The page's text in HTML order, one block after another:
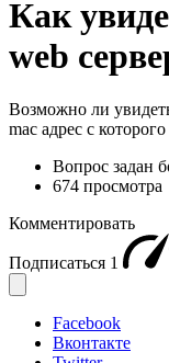
Как
web
Возможно ли
mac адрес с
Вопрос задан
674 просмотра
Комментировать
Подписаться 1
Facebook
Вконтакте